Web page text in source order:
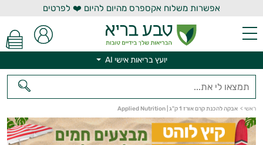
אפשרות משלוח אקספרס מהיום להיום ❤️ לפרטים
יועץ בריאות אישי AI
ראשי > אבקה להכנת קרם אורז 1 ק"ג | Applied Nutrition
יועץ בריאות אישי AI